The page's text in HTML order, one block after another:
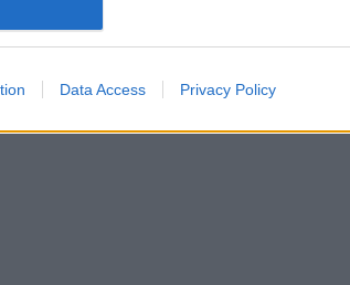
Data Access Privacy Policy